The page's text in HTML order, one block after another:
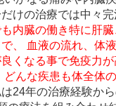
けの治療では中々完
内臓の働き特に肝
、 血液の流れ、体
くなる事で免疫力
どんな疾患も体全体
は24年の治療経験か